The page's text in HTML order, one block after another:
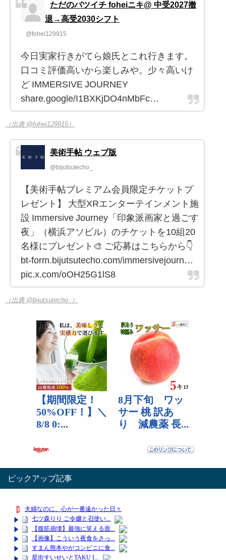
ただのバツイチ foheiニキ@ 中受2027撤
退→高受2030シフト
@fohei129915
今日実家行きがてら娘氏とこれ行きます。
口コミ評価高いから楽しみや。少々高いけ
ど IMMERSIVE JOURNEY
share.google/I1BXKjDO4nMbFc…
（出典 @fohei129915）
美術手帖 ウェブ版
@bijutsutecho_
【美術手帖プレミアム会員限定チケットプ
レゼント】 大型XRエンターテインメント施
設 Immersive Journey「印象派画家と過ごす
夜」（横浜アソビル）のチケットを10組20
名様にプレゼント🎨 ご応募はこちらから👇
bt-form.bijutsutecho.com/immersivejourn…
pic.x.com/oOH25G1lS8
（出典 @bijutsutecho_）
ピックアップ記事